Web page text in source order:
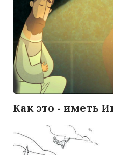
Как это - иметь